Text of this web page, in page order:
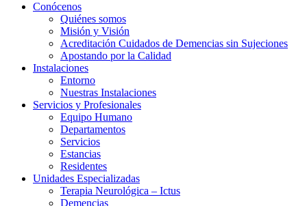
Conócenos
Quiénes somos
Misión y Visión
Acreditación Cuidados de Demencias sin Sujeciones
Apostando por la Calidad
Instalaciones
Entorno
Nuestras Instalaciones
Servicios y Profesionales
Equipo Humano
Departamentos
Servicios
Estancias
Residentes
Unidades Especializadas
Terapia Neurológica – Ictus
Demencias